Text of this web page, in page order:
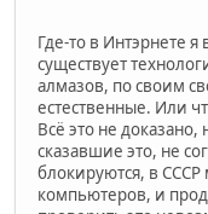
Где-то в Интэрнете
существует
алмазов, по своим
естественные. Или
Всё это не
сказавшие это, не
блокируются, в СССР
компьютеров, и